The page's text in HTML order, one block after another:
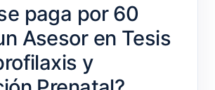
paga por 60
Asesor en Tesis
y